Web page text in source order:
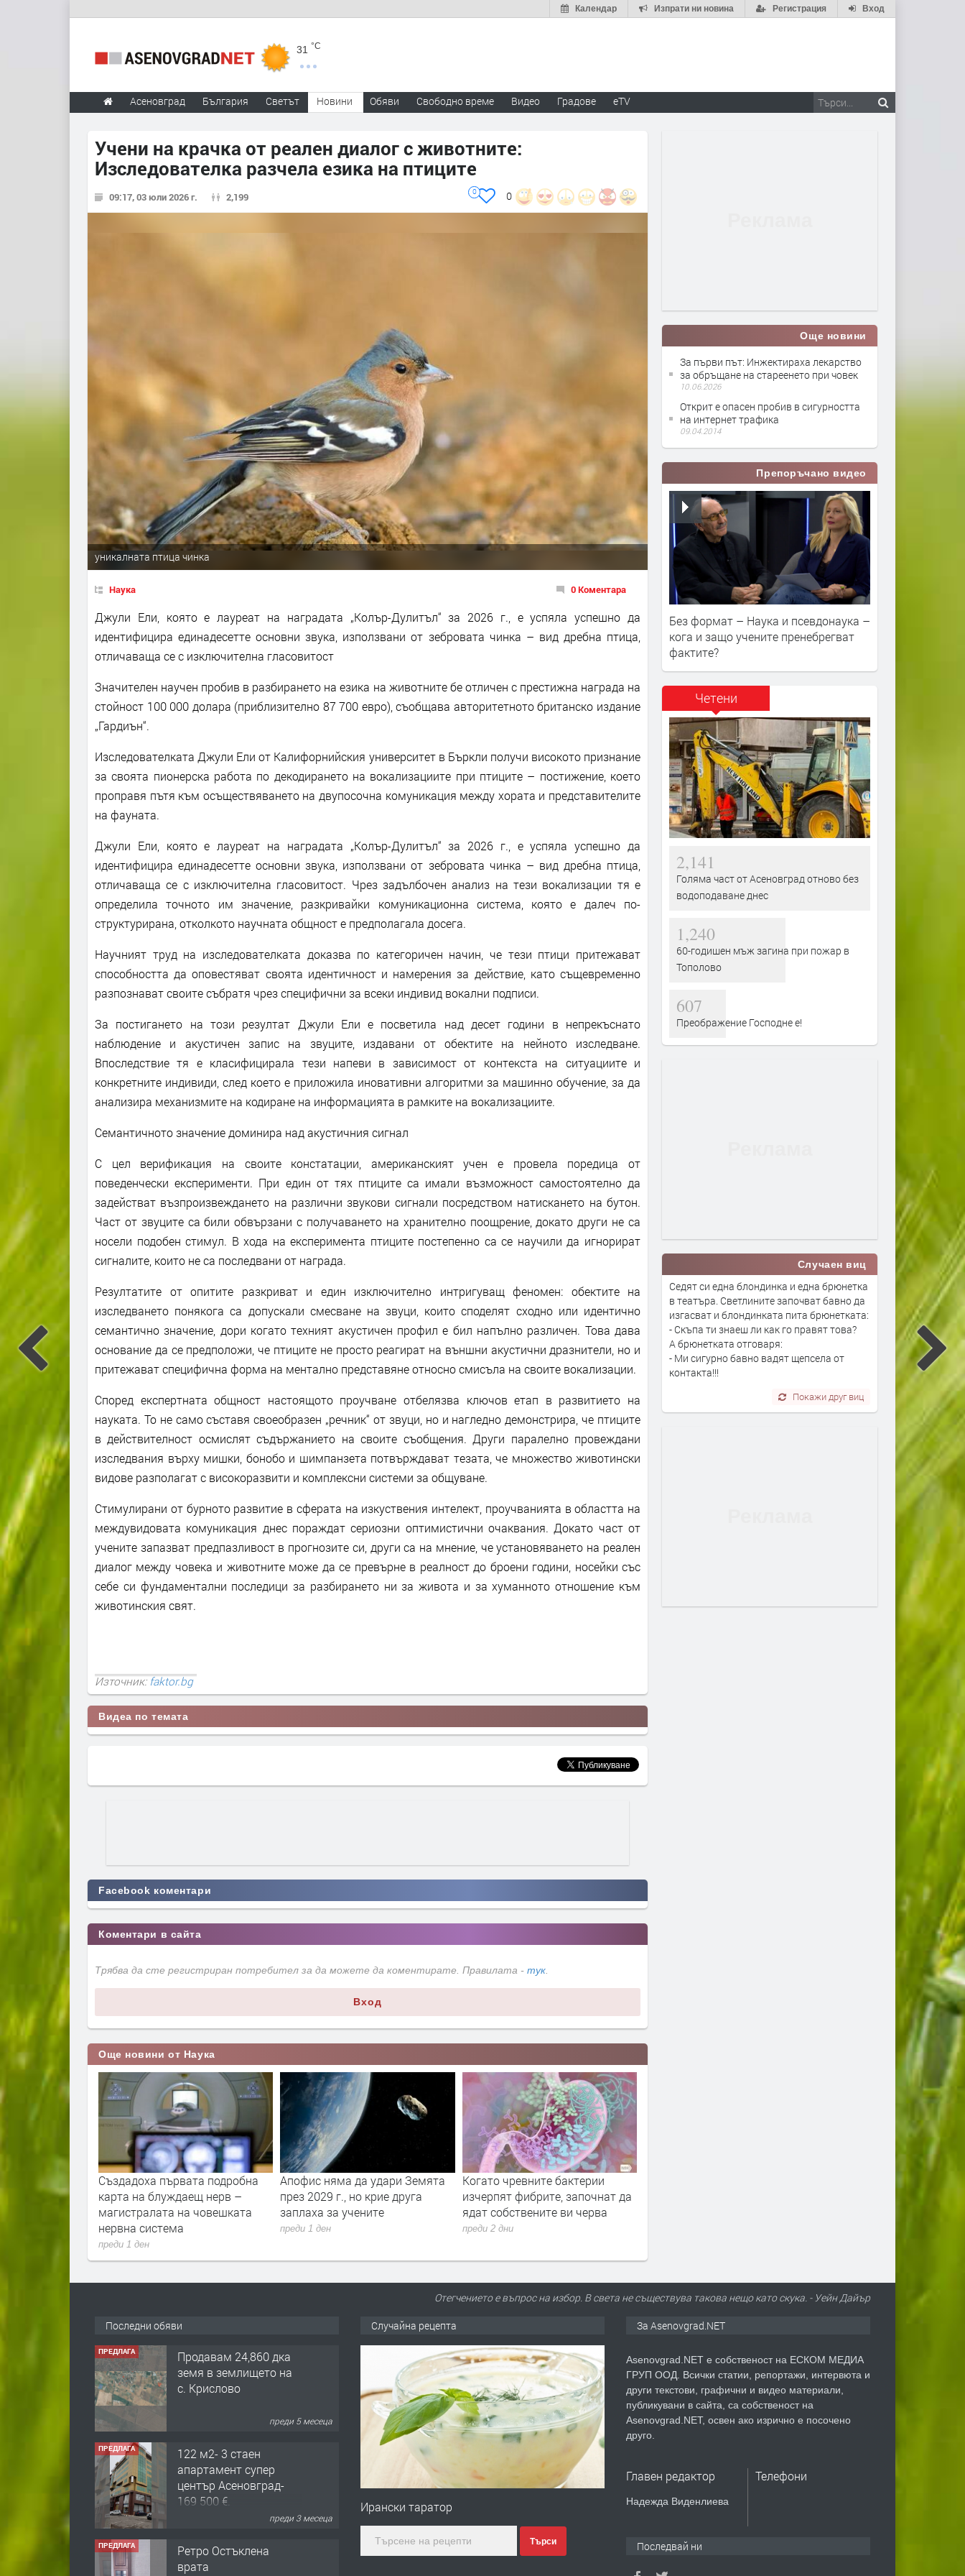
Вход
Регистрация
Изпрати ни новина
Календар
31 °C
Асеновград България Светът Новини Обяви Свободно време Видео Градове eTV
Учени на крачка от реален диалог с животните:
Изследователка разчела езика на птиците
09:17, 03 юли 2026 г. 2,199 0
0
уникалната птица чинка
Наука 0 Коментара
Джули Ели, която е лауреат на наградата „Колър-Дулитъл“ за 2026 г., е успяла успешно да
идентифицира единадесетте основни звука, използвани от зебровата чинка – вид дребна птица,
отличаваща се с изключителна гласовитост
Значителен научен пробив в разбирането на езика на животните бе отличен с престижна награда на
стойност 100 000 долара (приблизително 87 700 евро), съобщава авторитетното британско издание
„Гардиън“.
Изследователката Джули Ели от Калифорнийския университет в Бъркли получи високото признание
за своята пионерска работа по декодирането на вокализациите при птиците – постижение, което
проправя пътя към осъществяването на двупосочна комуникация между хората и представителите
на фауната.
Джули Ели, която е лауреат на наградата „Колър-Дулитъл“ за 2026 г., е успяла успешно да
идентифицира единадесетте основни звука, използвани от зебровата чинка – вид дребна птица,
отличаваща се с изключителна гласовитост. Чрез задълбочен анализ на тези вокализации тя е
определила точното им значение, разкривайки комуникационна система, която е далеч по-
структурирана, отколкото научната общност е предполагала досега.
Научният труд на изследователката доказва по категоричен начин, че тези птици притежават
способността да оповестяват своята идентичност и намерения за действие, като същевременно
разпознават своите събратя чрез специфични за всеки индивид вокални подписи.
За постигането на този резултат Джули Ели е посветила над десет години в непрекъснато
наблюдение и акустичен запис на звуците, издавани от обектите на нейното изследване.
Впоследствие тя е класифицирала тези напеви в зависимост от контекста на ситуациите и
конкретните индивиди, след което е приложила иновативни алгоритми за машинно обучение, за да
анализира механизмите на кодиране на информацията в рамките на вокализациите.
Семантичното значение доминира над акустичния сигнал
С цел верификация на своите констатации, американският учен е провела поредица от
поведенчески експерименти. При един от тях птиците са имали възможност самостоятелно да
задействат възпроизвеждането на различни звукови сигнали посредством натискането на бутон.
Част от звуците са били обвързани с получаването на хранително поощрение, докато други не са
носели подобен стимул. В хода на експеримента птиците постепенно са се научили да игнорират
сигналите, които не са последвани от награда.
Резултатите от опитите разкриват и един изключително интригуващ феномен: обектите на
изследването понякога са допускали смесване на звуци, които споделят сходно или идентично
семантично значение, дори когато техният акустичен профил е бил напълно различен. Това дава
основание да се предположи, че птиците не просто реагират на външни акустични дразнители, но и
притежават специфична форма на ментално представяне относно смисъла на своите вокализации.
Според експертната общност настоящото проучване отбелязва ключов етап в развитието на
науката. То не само съставя своеобразен „речник“ от звуци, но и нагледно демонстрира, че птиците
в действителност осмислят съдържанието на своите съобщения. Други паралелно провеждани
изследвания върху мишки, бонобо и шимпанзета потвърждават тезата, че множество животински
видове разполагат с високоразвити и комплексни системи за общуване.
Стимулирани от бурното развитие в сферата на изкуствения интелект, проучванията в областта на
междувидовата комуникация днес пораждат сериозни оптимистични очаквания. Докато част от
учените запазват предпазливост в прогнозите си, други са на мнение, че установяването на реален
диалог между човека и животните може да се превърне в реалност до броени години, носейки със
себе си фундаментални последици за разбирането ни за живота и за хуманното отношение към
животинския свят.
Източник:faktor.bg
Видеа по темата
Facebook коментари
Коментари в сайта
Трябва да сте регистриран потребител за да можете да коментирате. Правилата - тук.
Вход
Още новини от Наука
форма
Създадоха първата подробна
карта на блуждаещ нерв –
магистралата на човешката
нервна система
преди 1 ден
Апофис няма да удари Земята
през 2029 г., но крие друга
заплаха за учените
преди 1 ден
Когато чревните бактерии
изчерпят фибрите, започнат да
ядат собствените ви черва
преди 2 дни
Още новини
За първи път: Инжектираха лекарство
за обръщане на стареенето при човек
10.06.2026
Открит е опасен пробив в сигурността
на интернет трафика
09.04.2014
Препоръчано видео
Без формат – Наука и псевдонаука –
кога и защо учените пренебрегват
фактите?
Четени
2,141
Голяма част от Асеновград отново без
водоподаване днес
1,240
60-годишен мъж загина при пожар в
Тополово
607
Преображение Господне е!
Случаен виц
Седят си една блондинка и една брюнетка
в театъра. Светлините започват бавно да
изгасват и блондинката пита брюнетката:
- Скъпа ти знаеш ли как го правят това?
А брюнетката отговаря:
- Ми сигурно бавно вадят щепсела от
контакта!!!
Покажи друг виц
Отегчението е въпрос на избор. В света не съществува такова нещо като скука. - Уейн Дайър
Последни обяви
ПРЕДЛАГА
Продавам 24,860 дка
земя в землището на
с. Крислово
преди 5 месеца
ПРЕДЛАГА
122 м2- 3 стаен
апартамент супер
център Асеновград-
169 500 €.
преди 3 месеца
ПРЕДЛАГА
Ретро Остъклена
врата
Случайна рецепта
Ирански таратор
Търси
За Asenovgrad.NET
Asenovgrad.NET е собственост на ЕСКОМ МЕДИА
ГРУП ООД. Всички статии, репортажи, интервюта и
други текстови, графични и видео материали,
публикувани в сайта, са собственост на
Asenovgrad.NET, освен ако изрично е посочено
друго.
Главен редактор
Надежда Виденлиева
Телефони
Последвай ни